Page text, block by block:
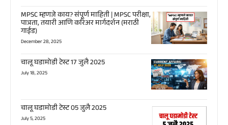
MPSC म्हणजे काय? संपूर्ण माहिती | MPSC परीक्षा,
पात्रता, तयारी आणि करिअर मार्गदर्शन (मराठी
गाईड)
December 28, 2025
चालू घडामोडी टेस्ट 17 जुलै 2025
July 18, 2025
चालू घडामोडी टेस्ट 05 जुलै 2025
July 5, 2025